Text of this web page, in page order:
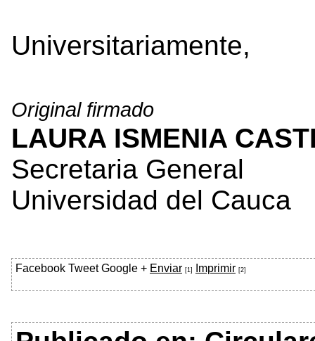
Universitariamente,
Original firmado
LAURA ISMENIA
Secretaria General
Universidad del Cauca
Facebook Tweet Google + Enviar [1] Imprimir [2]